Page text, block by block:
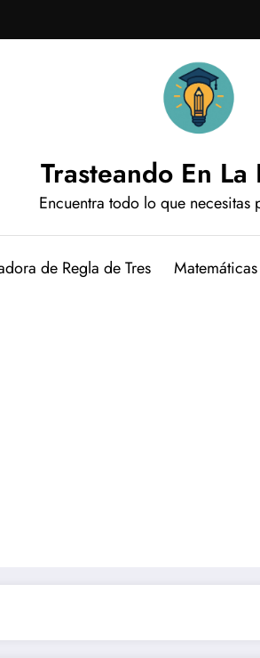
Trasteando En La
Encuentra todo lo que necesitas
de Regla de Tres Matemáticas